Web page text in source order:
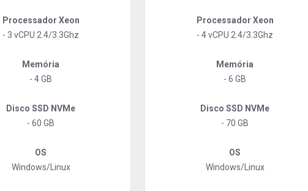
Processador Xeon
- 3 vCPU 2.4/3.3Ghz
Memória
- 4 GB
Disco SSD NVMe
- 60 GB
OS
Windows/Linux
Processador Xeon
- 4 vCPU 2.4/3.3Ghz
Memória
- 6 GB
Disco SSD NVMe
- 70 GB
OS
Windows/Linux